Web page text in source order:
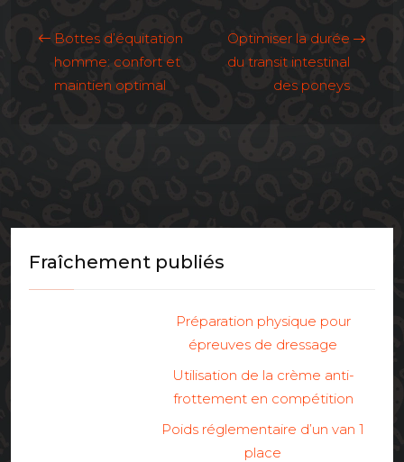
Bottes d’équitation
homme: confort et
maintien optimal
Optimiser la durée
du transit intestinal
des poneys
Fraîchement publiés
Préparation physique pour
épreuves de dressage
Utilisation de la crème anti-
frottement en compétition
Poids réglementaire d’un van 1
place